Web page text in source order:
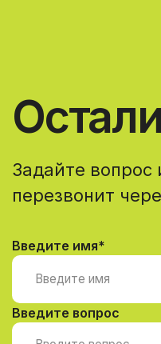
Задайте вопрос
перезвонит
Введите имя*
Введите вопрос